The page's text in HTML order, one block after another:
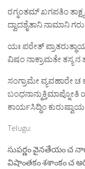
ರಗ್ಮಂತಮ್ ಖಗಪತಿಂ
ದ್ವಾದಶೈತಾನಿ ನಾಮಾನಿ
ಯಃ ಪಠೇತ್
ವಿಷಂ ನಾಕ್ರಾಮತೇ ತಸ್ಯ ನ
ಸಂಗ್ರಾಮೇ ವ್ಯವಹಾರೇ
ಬಂಧನಾನ್ಮುಕ್ತಿಮಾಪ್ನೋತಿ
ಕಾರ್ಯಸಿದ್ಧಿಂ
Telugu:
సుపర్ణం వైనతేయం చ
విషాంతకం శశాంకం చ